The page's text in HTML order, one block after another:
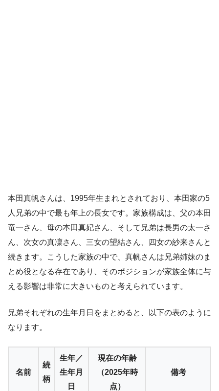
本田真帆さんは、1995年生まれとされており、本田家の5
人兄弟の中で最も年上の長女です。家族構成は、父の本田
竜一さん、母の本田真妃さん、そして兄弟は長男の太一さ
ん、次女の真凜さん、三女の望結さん、四女の紗来さんと
続きます。こうした家族の中で、真帆さんは兄弟姉妹のま
とめ役となる存在であり、そのポジションが家族全体に与
える影響は非常に大きいものと考えられています。
兄弟それぞれの生年月日をまとめると、以下の表のように
なります。
名前
続
柄
生年／
生年月
日
現在の年齢
（2025年時
点）
備考